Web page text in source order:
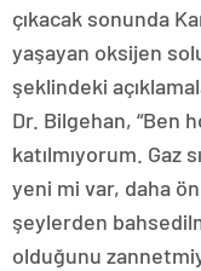
çıkacak sonunda
yaşayan oksijen
şeklindeki
Dr. Bilgehan, “Ben
katılmıyorum. Gaz
yeni mi var, daha
şeylerden
olduğunu